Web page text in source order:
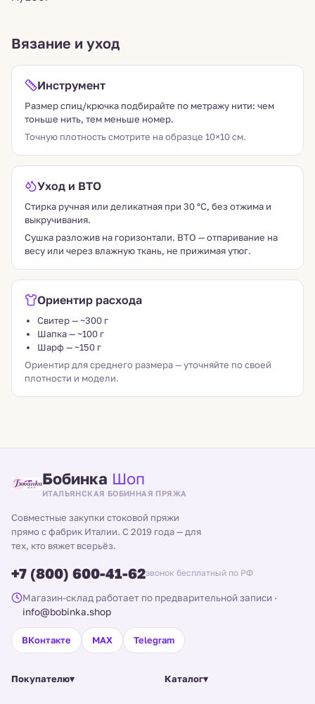
Вязание и уход
Инструмент
Размер спиц/крючка подбирайте по метражу нити: чем
тоньше нить, тем меньше номер.
Точную плотность смотрите на образце 10×10 см.
Уход и ВТО
Стирка ручная или деликатная при 30 °C, без отжима и
выкручивания.
Сушка разложив на горизонтали. ВТО — отпаривание на
весу или через влажную ткань, не прижимая утюг.
Ориентир расхода
Свитер — ~300 г
Шапка — ~100 г
Шарф — ~150 г
Ориентир для среднего размера — уточняйте по своей
плотности и модели.
Бобинка Шоп
ИТАЛЬЯНСКАЯ БОБИННАЯ ПРЯЖА
Совместные закупки стоковой пряжи
прямо с фабрик Италии. С 2019 года — для
тех, кто вяжет всерьёз.
+7 (800) 600-41-62звонок бесплатный по РФ
Магазин-склад работает по предварительной записи ·
info@bobinka.shop
ВКонтакте MAX Telegram
Покупателю▾ Каталог▾